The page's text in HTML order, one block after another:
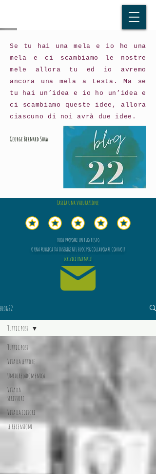
Se tu hai una mela e io ho una
mela e ci scambiamo le nostre
mele allora tu ed io avremo
ancora una mela a testa. Ma se
tu hai un’idea e io ho un’idea e
ci scambiamo queste idee, allora
ciascuno di noi avrà due idee.
George Bernard Shaw
Lascia una valutazione
VUOI PROPORRE UN TUO TESTO
O UNA RUBRICA DA INSERIRE NEL BLOG PER COLLABORARE CON NOI?
scrivici una mail!
blog22
Tutti i post
Vita da lettore
Unfioreladomenica
Vita da
scrittore
Vita da editore
Le recensioni
Tutti i post